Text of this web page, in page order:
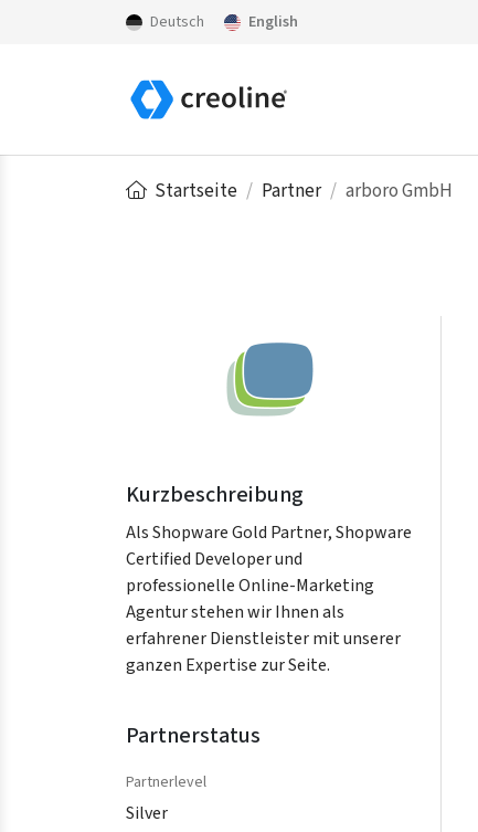
Deutsch English
Startseite Partner arboro GmbH
Kurzbeschreibung
Als Shopware Gold Partner, Shopware
Certified Developer und
professionelle Online-Marketing
Agentur stehen wir Ihnen als
erfahrener Dienstleister mit unserer
ganzen Expertise zur Seite.
Partnerstatus
Partnerlevel
Silver